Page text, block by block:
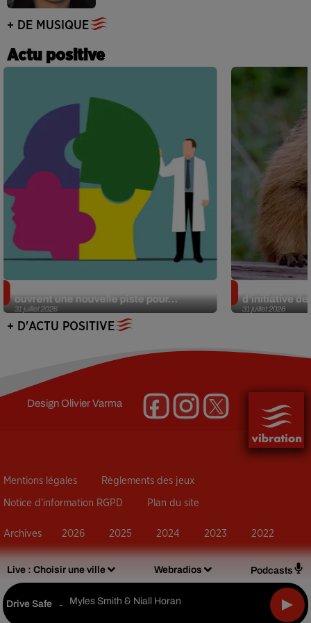
Live : Choisir une ville Webradios Podcasts
Drive Safe - Myles Smith & Niall Horan
+ DE MUSIQUE
Actu positive
31 juillet 2026
ouvrent une nouvelle piste pour...
31 juillet 2026
d’initiative
+ D'ACTU POSITIVE
DesignOlivier Varma
Mentions légales Règlements des jeux
Notice d’information RGPD Plan du site
Archives 2026 2025 2024 2023 2022